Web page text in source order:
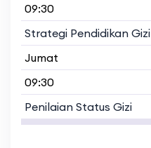
09:30
Strategi Pendidikan Gizi
Jumat
09:30
Penilaian Status Gizi